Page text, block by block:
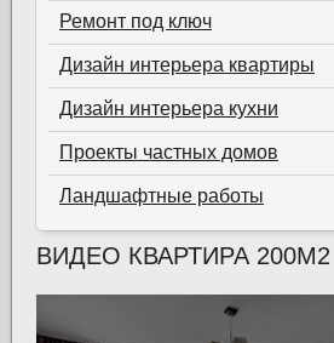
Ремонт под ключ
Дизайн интерьера квартиры
Дизайн интерьера кухни
Проекты частных домов
Ландшафтные работы
ВИДЕО КВАРТИРА 200М2